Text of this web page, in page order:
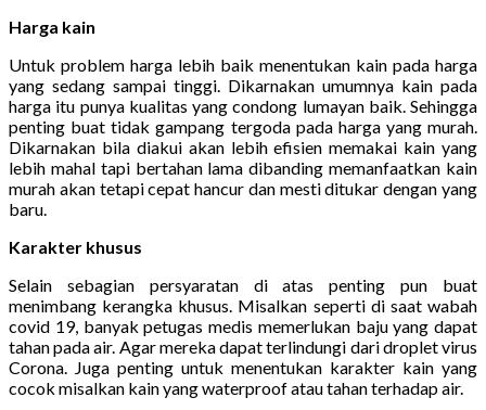
Harga kain
Untuk problem harga lebih baik menentukan kain pada harga
yang sedang sampai tinggi. Dikarnakan umumnya kain pada
harga itu punya kualitas yang condong lumayan baik. Sehingga
penting buat tidak gampang tergoda pada harga yang murah.
Dikarnakan bila diakui akan lebih efisien memakai kain yang
lebih mahal tapi bertahan lama dibanding memanfaatkan kain
murah akan tetapi cepat hancur dan mesti ditukar dengan yang
baru.
Karakter khusus
Selain sebagian persyaratan di atas penting pun buat
menimbang kerangka khusus. Misalkan seperti di saat wabah
covid 19, banyak petugas medis memerlukan baju yang dapat
tahan pada air. Agar mereka dapat terlindungi dari droplet virus
Corona. Juga penting untuk menentukan karakter kain yang
cocok misalkan kain yang waterproof atau tahan terhadap air.